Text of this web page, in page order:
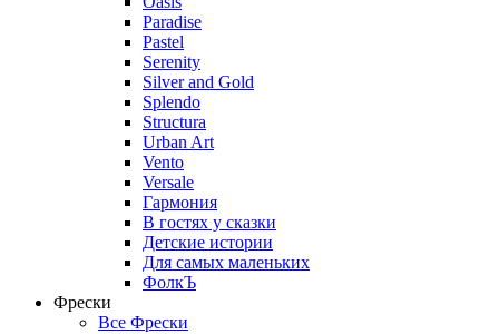
Paradise
Pastel
Serenity
Silver and Gold
Splendo
Structura
Urban Art
Vento
Versale
Гармония
В гостях у сказки
Детские истории
Для самых маленьких
ФолкЪ
Фрески
Все Фрески